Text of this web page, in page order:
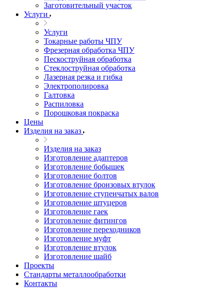
Заготовительный участок
Услуги
Услуги
Токарные работы ЧПУ
Фрезерная обработка ЧПУ
Пескоструйная обработка
Стеклоструйная обработка
Лазерная резка и гибка
Электрополировка
Галтовка
Распиловка
Порошковая покраска
Цены
Изделия на заказ
Изделия на заказ
Изготовление адаптеров
Изготовление бобышек
Изготовление болтов
Изготовление бронзовых втулок
Изготовление ступенчатых валов
Изготовление штуцеров
Изготовление гаек
Изготовление фитингов
Изготовление переходников
Изготовление муфт
Изготовление втулок
Изготовление шайб
Проекты
Стандарты металлообработки
Контакты